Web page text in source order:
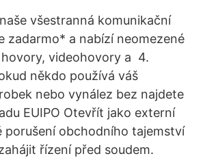
všestranná komunikační
zadarmo* a nabízí neomezené
videohovory a 4.
někdo používá váš
nebo vynález bez najdete
EUIPO Otevřít jako externí
porušení obchodního tajemství
řízení před soudem.